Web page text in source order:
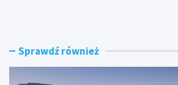
z
i Sprawdź również